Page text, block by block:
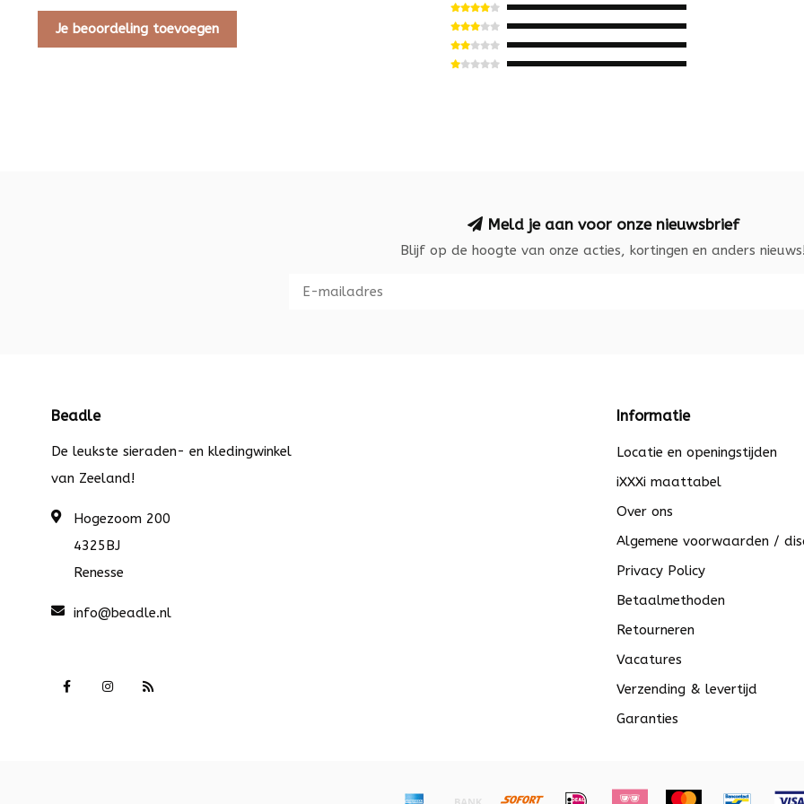
Je beoordeling toevoegen
Meld je aan voor onze nieuwsbrief
Blijf op de hoogte van onze acties, kortingen en anders nieuws!
Beadle
De leukste sieraden- en kledingwinkel
van Zeeland!
Hogezoom 200
4325BJ
Renesse
info@beadle.nl
Informatie
Locatie en openingstijden
iXXXi maattabel
Over ons
Algemene voorwaarden /
Privacy Policy
Betaalmethoden
Retourneren
Vacatures
Verzending & levertijd
Garanties